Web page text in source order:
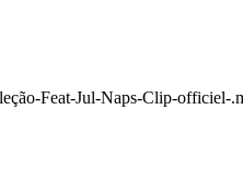
Feat-Jul-Naps-Clip-officiel-